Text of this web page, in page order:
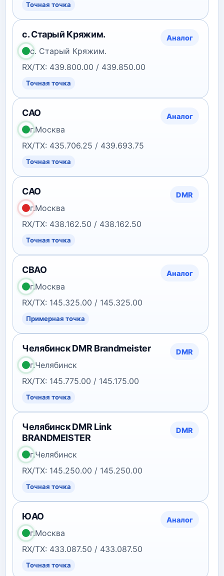
Точная точка
с. Старый Кряжим. Аналог
с. Старый Кряжим.
RX/TX: 439.800.00 / 439.850.00
Точная точка
САО Аналог
г.Москва
RX/TX: 435.706.25 / 439.693.75
Точная точка
САО DMR
г.Москва
RX/TX: 438.162.50 / 438.162.50
Точная точка
СВАО Аналог
г.Москва
RX/TX: 145.325.00 / 145.325.00
Примерная точка
Челябинск DMR Brandmeister DMR
г.Челябинск
RX/TX: 145.775.00 / 145.175.00
Точная точка
Челябинск DMR Link
BRANDMEISTER
DMR
г.Челябинск
RX/TX: 145.250.00 / 145.250.00
Точная точка
ЮАО Аналог
г.Москва
RX/TX: 433.087.50 / 433.087.50
Точная точка